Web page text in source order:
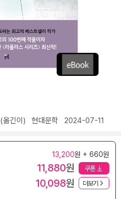
(옮긴이)현대문학 2024-07-11
13,200원 + 660원
11,880원 쿠폰
10,098원 더보기